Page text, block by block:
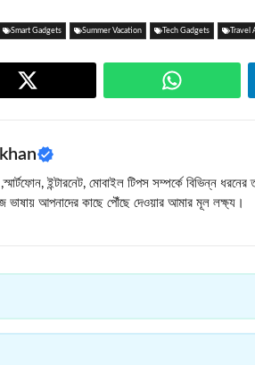
Smart Gadgets Summer Vacation Tech Gadgets Travel
ইন্টারনেট, মোবাইল টিপস সম্পর্কে বিভিন্ন
আপনাদের কাছে পৌঁছে দেওয়ার আমার মূল লক্ষ্য।